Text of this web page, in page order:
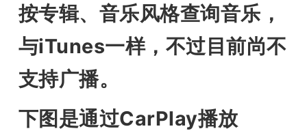
按专辑、音乐风格查询音乐，
与iTunes一样，不过目前尚不
支持广播。
下图是通过CarPlay播放